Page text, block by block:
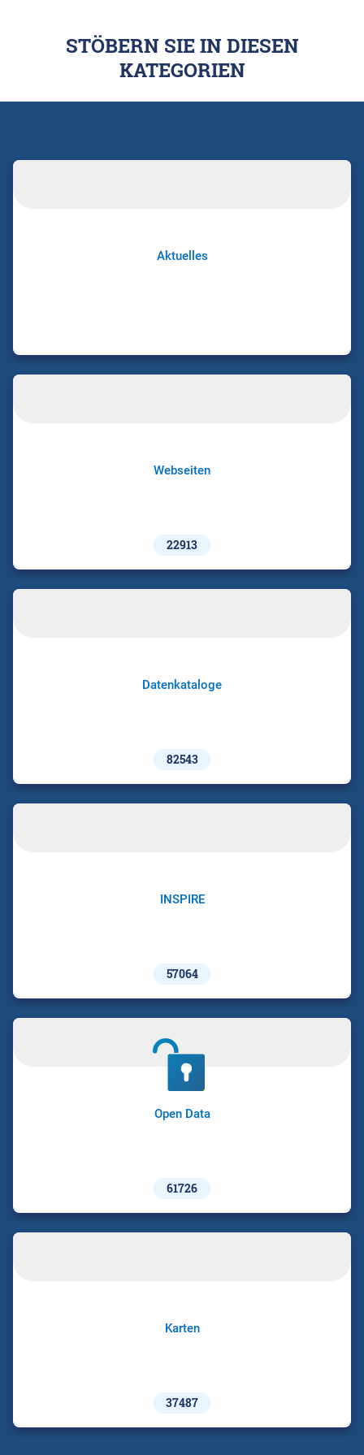
STÖBERN SIE IN DIESEN
KATEGORIEN
Aktuelles
Webseiten
22913
Datenkataloge
82543
INSPIRE
57064
Open Data
61726
Karten
37487